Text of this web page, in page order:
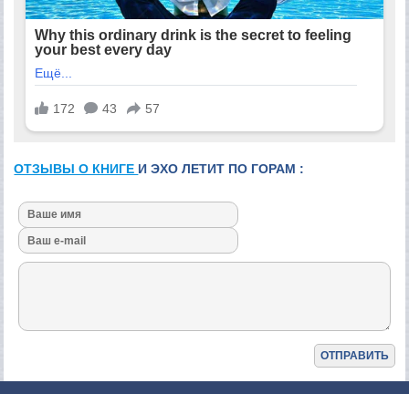
ОТЗЫВЫ О КНИГЕ И ЭХО ЛЕТИТ ПО ГОРАМ :